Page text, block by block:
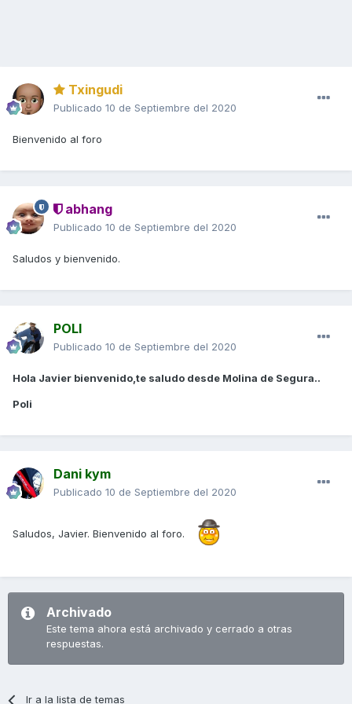
Txingudi
Publicado 10 de Septiembre del 2020
Bienvenido al foro
abhang
Publicado 10 de Septiembre del 2020
Saludos y bienvenido.
POLI
Publicado 10 de Septiembre del 2020
Hola Javier bienvenido,te saludo desde Molina de Segura..
Poli
Dani kym
Publicado 10 de Septiembre del 2020
Saludos, Javier. Bienvenido al foro.
Archivado
Este tema ahora está archivado y cerrado a otras
respuestas.
Ir a la lista de temas